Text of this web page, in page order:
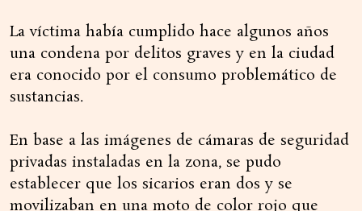
La víctima había cumplido hace algunos años
una condena por delitos graves y en la ciudad
era conocido por el consumo problemático de
sustancias.
En base a las imágenes de cámaras de seguridad
privadas instaladas en la zona, se pudo
establecer que los sicarios eran dos y se
movilizaban en una moto de color rojo que